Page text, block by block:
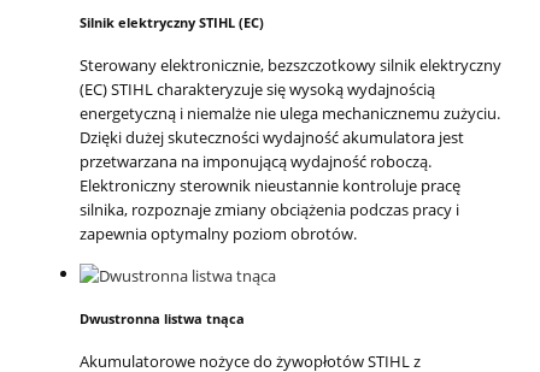
Silnik elektryczny STIHL (EC)
Sterowany elektronicznie, bezszczotkowy silnik elektryczny
(EC) STIHL charakteryzuje się wysoką wydajnością
energetyczną i niemalże nie ulega mechanicznemu zużyciu.
Dzięki dużej skuteczności wydajność akumulatora jest
przetwarzana na imponującą wydajność roboczą.
Elektroniczny sterownik nieustannie kontroluje pracę
silnika, rozpoznaje zmiany obciążenia podczas pracy i
zapewnia optymalny poziom obrotów.
Dwustronna listwa tnąca
Akumulatorowe nożyce do żywopłotów STIHL z